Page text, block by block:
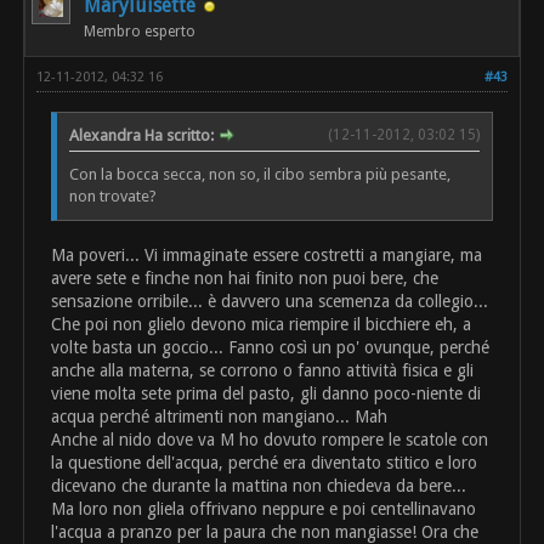
Maryluisette
Membro esperto
#43
12-11-2012, 04:32 16
(12-11-2012, 03:02 15)
Alexandra Ha scritto:
Con la bocca secca, non so, il cibo sembra più pesante,
non trovate?
Ma poveri... Vi immaginate essere costretti a mangiare, ma
avere sete e finche non hai finito non puoi bere, che
sensazione orribile... è davvero una scemenza da collegio...
Che poi non glielo devono mica riempire il bicchiere eh, a
volte basta un goccio... Fanno così un po' ovunque, perché
anche alla materna, se corrono o fanno attività fisica e gli
viene molta sete prima del pasto, gli danno poco-niente di
acqua perché altrimenti non mangiano... Mah
Anche al nido dove va M ho dovuto rompere le scatole con
la questione dell'acqua, perché era diventato stitico e loro
dicevano che durante la mattina non chiedeva da bere...
Ma loro non gliela offrivano neppure e poi centellinavano
l'acqua a pranzo per la paura che non mangiasse! Ora che